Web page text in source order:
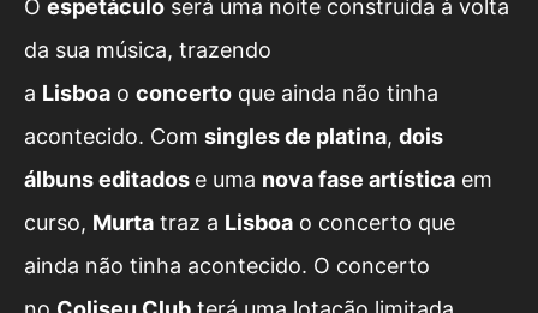
O espetáculo será uma noite construída à volta
da sua música, trazendo
a Lisboa o concerto que ainda não tinha
acontecido. Com singles de platina, dois
álbuns editados e uma nova fase artística em
curso, Murta traz a Lisboa o concerto que
ainda não tinha acontecido. O concerto